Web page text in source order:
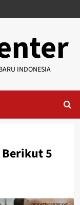
INDONESIA
Berikut 5